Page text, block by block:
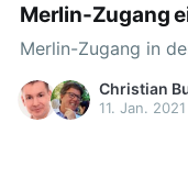
Merlin-Zugang
Merlin-Zugang in
Christian
11. Jan. 2021